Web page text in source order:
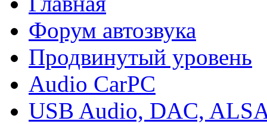
Форум автозвука
Продвинутый уровень
Audio CarPC
USB Audio, DAC,